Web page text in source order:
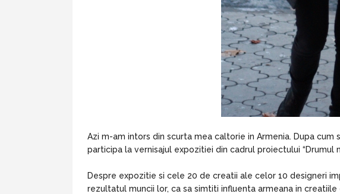
Azi m-am intors din scurta mea caltorie in Armenia. Dupa
participa la vernisajul expozitiei din cadrul proiectului “Drumul
Despre expozitie si cele 20 de creatii ale celor 10 designeri
rezultatul muncii lor, ca sa simtiti influenta armeana in